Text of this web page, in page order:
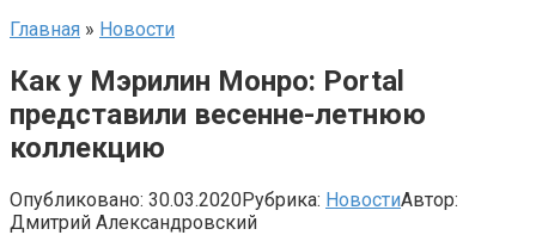
Главная » Новости
Как у Мэрилин Монро: Portal
представили весенне-летнюю
коллекцию
Опубликовано: 30.03.2020Рубрика: НовостиАвтор:
Дмитрий Александровский